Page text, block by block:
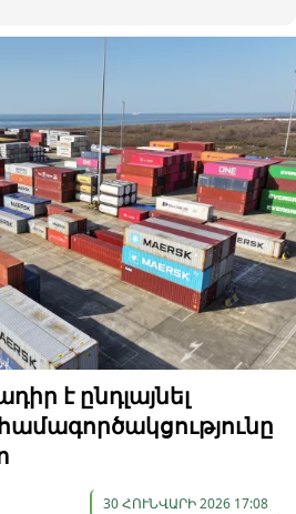
է ընդլայնել
30 ՀՈՒՆՎԱՐԻ 2026 17:08